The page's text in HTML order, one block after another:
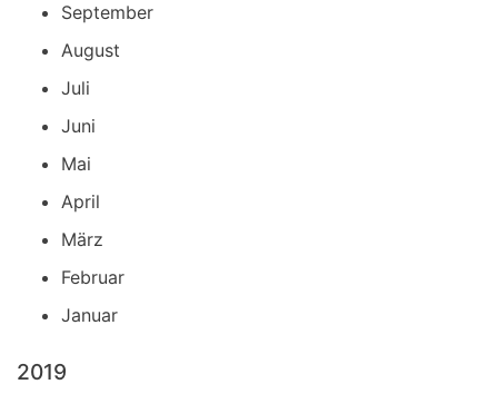
September
August
Juli
Juni
Mai
April
März
Februar
Januar
2019